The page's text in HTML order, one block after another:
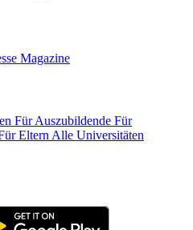
Magazine
Für Auszubildende Für
Eltern Alle Universitäten